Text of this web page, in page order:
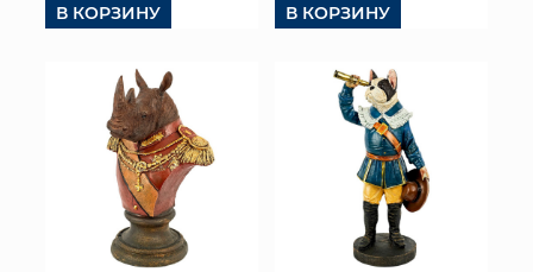
В КОРЗИНУ В КОРЗИНУ